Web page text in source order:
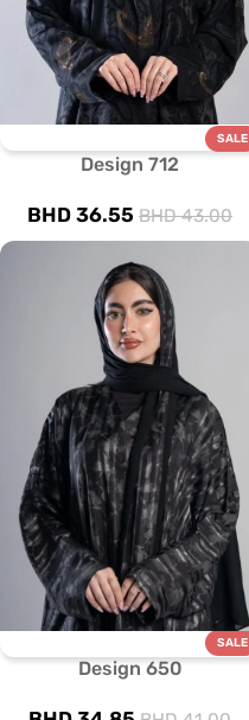
SALE
Design 712
BHD43.00
BHD 36.55
SALE
Design 650